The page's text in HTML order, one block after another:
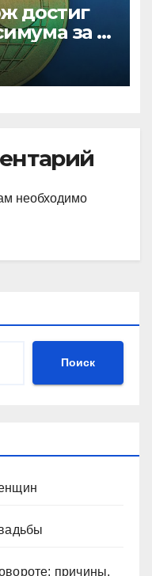
достиг
за 5
необходимо
Поиск
причины,